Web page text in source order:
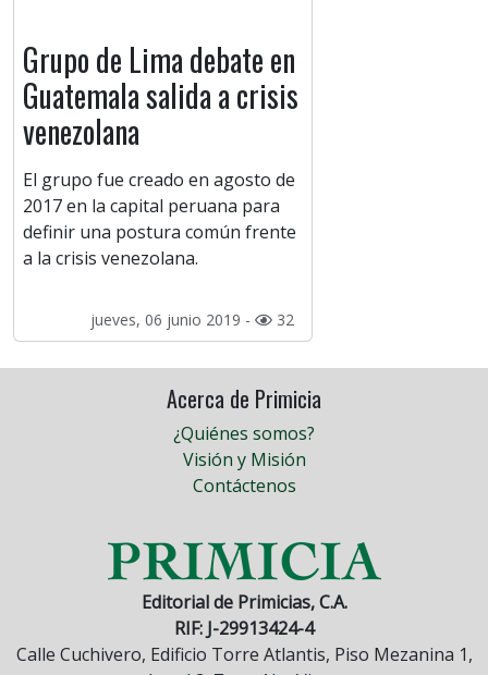
Grupo de Lima debate en
Guatemala salida a crisis
venezolana
El grupo fue creado en agosto de
2017 en la capital peruana para
definir una postura común frente
a la crisis venezolana.
jueves, 06 junio 2019 - 32
Acerca de Primicia
¿Quiénes somos?
Visión y Misión
Contáctenos
Editorial de Primicias, C.A.
RIF: J-29913424-4
Calle Cuchivero, Edificio Torre Atlantis, Piso Mezanina 1,